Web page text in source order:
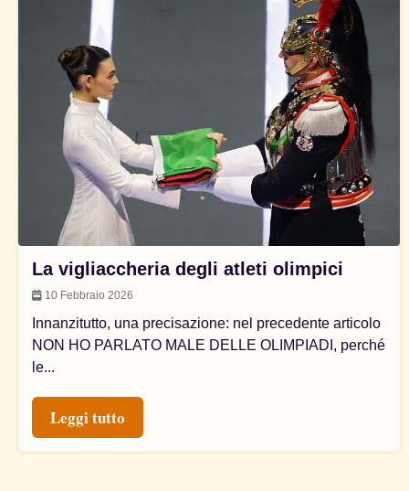
La vigliaccheria degli atleti olimpici
10 Febbraio 2026
Innanzitutto, una precisazione: nel precedente articolo
NON HO PARLATO MALE DELLE OLIMPIADI, perché
le...
Leggi tutto